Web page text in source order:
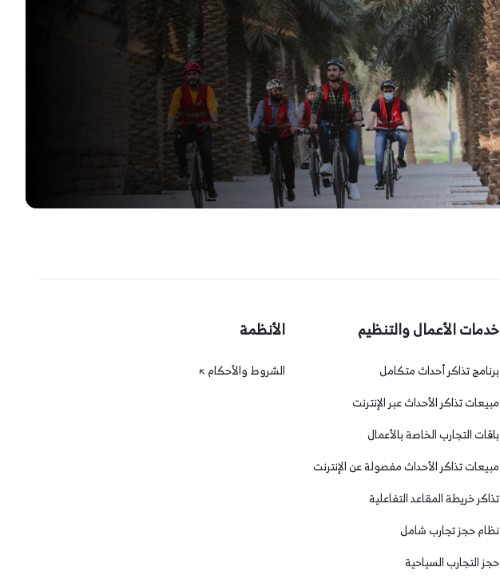
خدمات الأعمال والتنظيم
برنامج تذاكر أحداث متكامل
مبيعات تذاكر الأحداث عبر الإنترنت
باقات التجارب الخاصة بالأعمال
مبيعات تذاكر الأحداث مفصولة عن الإنترنت
تذاكر خريطة المقاعد التفاعلية
نظام حجز تجارب شامل
حجز التجارب السياحية
الأنظمة
الشروط والأحكام